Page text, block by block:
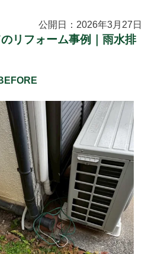
公開日：2026年3月27日
リフォーム事例｜雨水排